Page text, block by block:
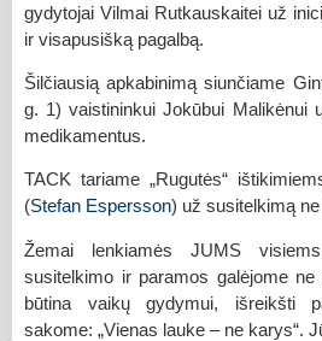
gydytojai Vilmai Rutkauskaitei už
ir visapusišką pagalbą.
Šilčiausią apkabinimą siunčiame
g. 1) vaistininkui Jokūbui Malikėnui
medikamentus.
TACK tariame „Rugutės“
(Stefan Espersson) už susitelkimą
Žemai lenkiamės JUMS
susitelkimo ir paramos galėjome
būtina vaikų gydymui, išreikšti
sakome: „Vienas lauke – ne karys“.